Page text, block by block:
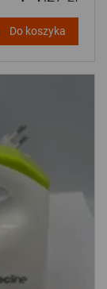
Do koszyka